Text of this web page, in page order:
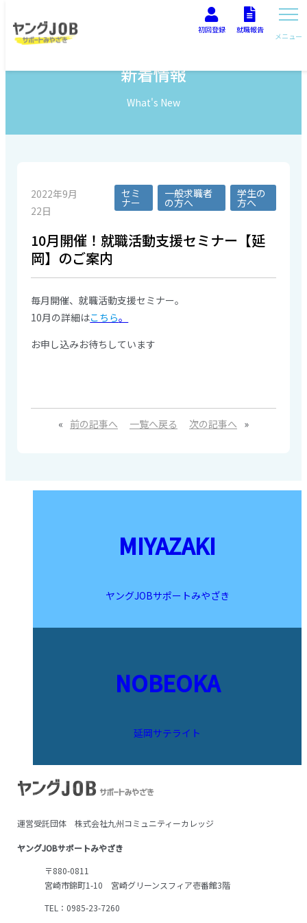
メニュー
初回登録 就職報告
新着情報
What's New
2022年9月
22日
セミ
ナー
一般求職者
の方へ
学生の
方へ
10月開催！就職活動支援セミナー【延
岡】のご案内
毎月開催、就職活動支援セミナー。
10月の詳細はこちら。
お申し込みお待ちしています
« 前の記事へ 一覧へ戻る 次の記事へ »
MIYAZAKI
ヤングJOBサポートみやざき
NOBEOKA
延岡サテライト
運営受託団体 株式会社九州コミュニティーカレッジ
ヤングJOBサポートみやざき
〒880-0811
宮崎市錦町1-10 宮崎グリーンスフィア壱番館3階
TEL：0985-23-7260